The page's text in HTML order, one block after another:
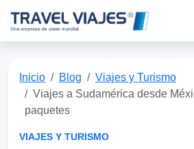
Inicio Blog
Viajes y Turismo
Viajes a Sudamérica desde
paquetes
VIAJES Y TURISMO